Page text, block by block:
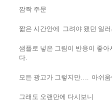
깜짝 주문
짧은 시간안에 그려야 됐던 일러
샘플로 넣은 그림이 반응이 좋
다.
모든 광고가 그렇지만…. 아쉬
그래도 오랜만에 다시보니